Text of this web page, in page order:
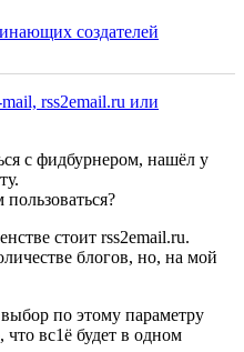
создателей
rss2email.ru или
с фидбурнером, нашёл у
стоит rss2email.ru.
блогов, но, на мой
по этому параметру
что вс1ё будет в одном